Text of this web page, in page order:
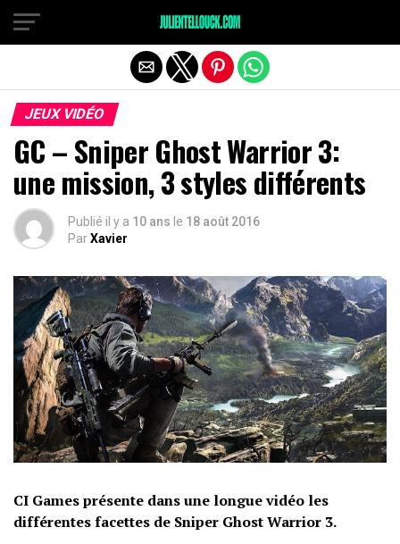
JEUX VIDÉO
GC – Sniper Ghost Warrior 3:
une mission, 3 styles différents
Publié il y a 10 ans le 18 août 2016
ParXavier
CI Games présente dans une longue vidéo les
différentes facettes de Sniper Ghost Warrior 3.